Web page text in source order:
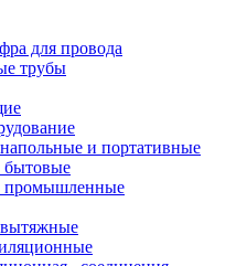
для провода
трубы
и портативные
бытовые
промышленные